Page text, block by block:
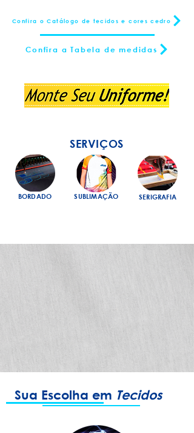
Confira o Catálogo de tecidos e cores cedro
Confira a Tabela de medidas
SERVIÇOS
BORDADO SUBLIMAÇÃO SERIGRAFIA
Sua Escolha em Tecidos